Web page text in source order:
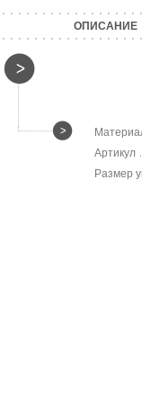
ОПИСАНИЕ
Артикул
Размер